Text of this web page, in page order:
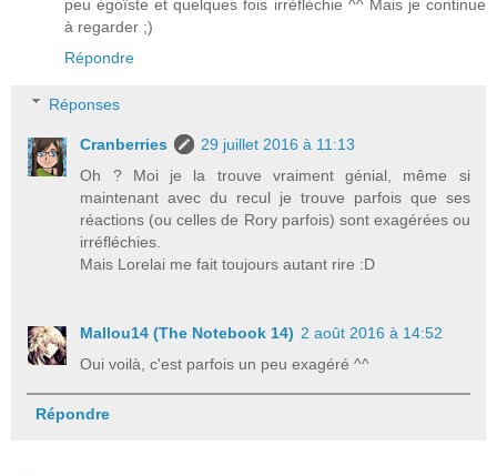
peu égoïste et quelques fois irréfléchie ^^ Mais je continue
à regarder ;)
Répondre
Réponses
Cranberries
29 juillet 2016 à 11:13
Oh ? Moi je la trouve vraiment génial, même si
maintenant avec du recul je trouve parfois que ses
réactions (ou celles de Rory parfois) sont exagérées ou
irréfléchies.
Mais Lorelai me fait toujours autant rire :D
Mallou14 (The Notebook 14) 2 août 2016 à 14:52
Oui voilà, c'est parfois un peu exagéré ^^
Répondre